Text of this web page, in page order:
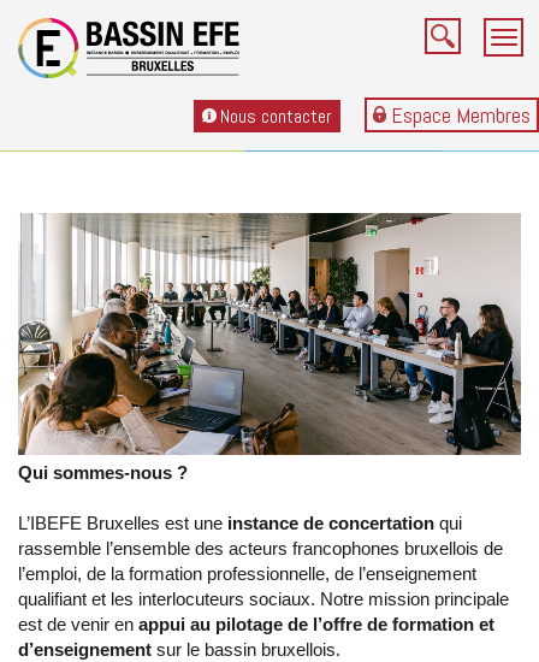
main
content
Second
Nous contacter Espace Membres
Qui sommes-nous ?
L’IBEFE Bruxelles est une instance de concertation qui
rassemble l’ensemble des acteurs francophones bruxellois de
l’emploi, de la formation professionnelle, de l’enseignement
qualifiant et les interlocuteurs sociaux. Notre mission principale
est de venir en appui au pilotage de l’offre de formation et
d’enseignement sur le bassin bruxellois.